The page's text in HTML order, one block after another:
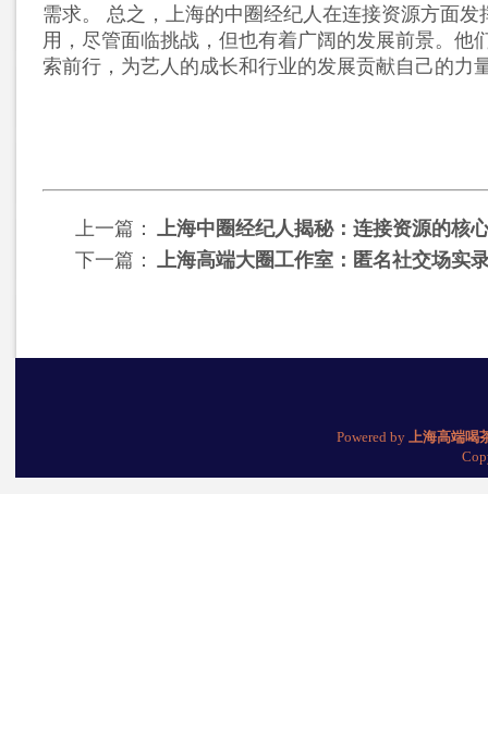
需求。 总之，上海的中圈经纪人在连接资源方面发
用，尽管面临挑战，但也有着广阔的发展前景。他
索前行，为艺人的成长和行业的发展贡献自己的力
上一篇： 上海中圈经纪人揭秘：连接资源的核
下一篇： 上海高端大圈工作室：匿名社交场实
Powered by 上海高端喝